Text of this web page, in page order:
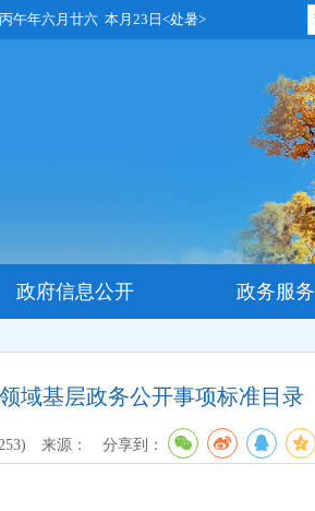
午年六月廿六 本月23日<处暑>
政府信息公开 政务服务
域基层政务公开事项标准目录
) 来源： 分享到：